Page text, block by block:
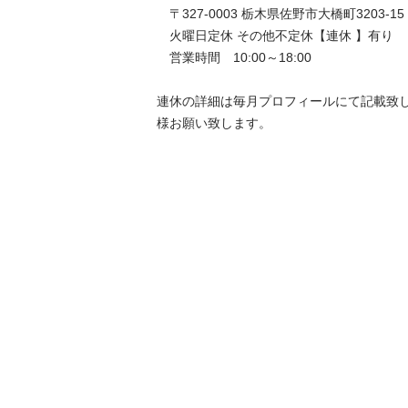
〒327-0003 栃木県佐野市大橋町3203-15
火曜日定休 その他不定休【連休 】有り
営業時間　10:00～18:00
連休の詳細は毎月プロフィールにて記載致
様お願い致します。